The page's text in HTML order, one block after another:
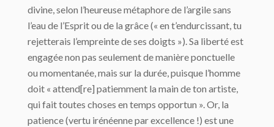
divine, selon l’heureuse métaphore de l’argile sans
l’eau de l’Esprit ou de la grâce (« en t’endurcissant, tu
rejetterais l’empreinte de ses doigts »). Sa liberté est
engagée non pas seulement de manière ponctuelle
ou momentanée, mais sur la durée, puisque l’homme
doit « attend[re] patiemment la main de ton artiste,
qui fait toutes choses en temps opportun ». Or, la
patience (vertu irénéenne par excellence !) est une